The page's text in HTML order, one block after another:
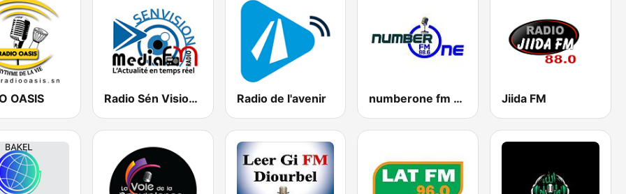
OASIS Radio Sén Vision Médias Radio de l'avenir numberone fm 88.6 Jiida FM